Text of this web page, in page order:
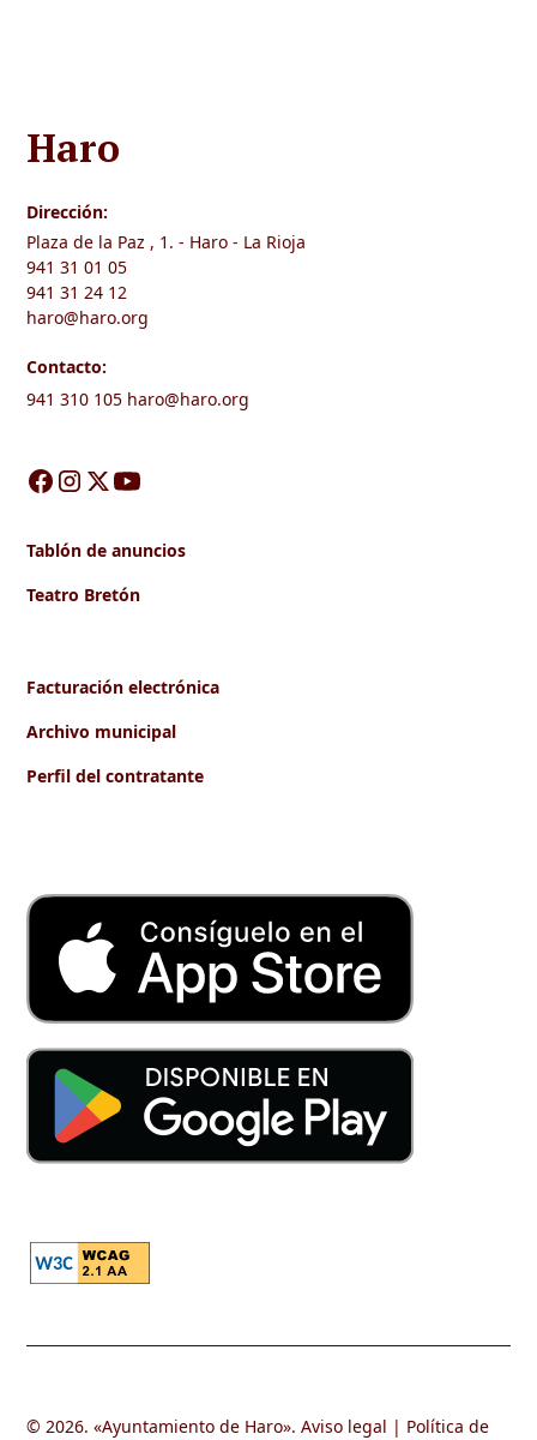
Haro
Dirección:
Plaza de la Paz , 1. - Haro - La Rioja
941 31 01 05
941 31 24 12
haro@haro.org
Contacto:
941 310 105 haro@haro.org
Tablón de anuncios
Teatro Bretón
Facturación electrónica
Archivo municipal
Perfil del contratante
© 2026. «Ayuntamiento de Haro».Aviso legal | Política de